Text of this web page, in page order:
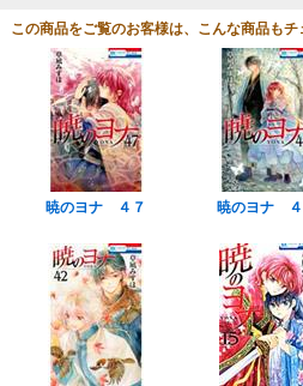
この商品をご覧のお客様は、こんな商品もチ
暁のヨナ ４７ 暁のヨナ ４